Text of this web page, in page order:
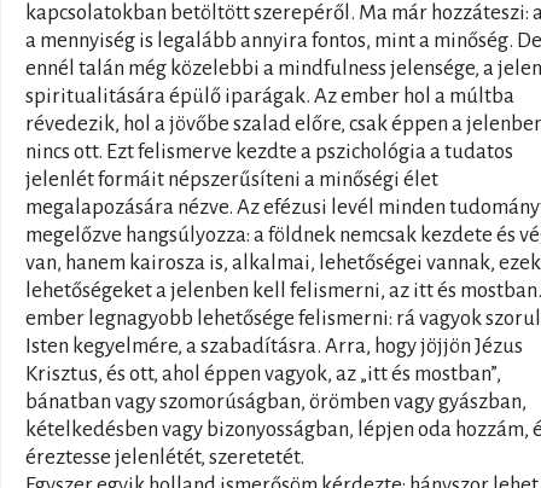
kapcsolatokban betöltött szerepéről. Ma már hozzáteszi:
a mennyiség is legalább annyira fontos, mint a minőség. De
ennél talán még közelebbi a mindfulness jelensége, a
spiritualitására épülő iparágak. Az ember hol a múltba
révedezik, hol a jövőbe szalad előre, csak éppen a
nincs ott. Ezt felismerve kezdte a pszichológia a tudatos
jelenlét formáit népszerűsíteni a minőségi élet
megalapozására nézve. Az efézusi levél minden
megelőzve hangsúlyozza: a földnek nemcsak kezdete és
van, hanem kairosza is, alkalmai, lehetőségei vannak,
lehetőségeket a jelenben kell felismerni, az itt és
ember legnagyobb lehetősége felismerni: rá vagyok
Isten kegyelmére, a szabadításra. Arra, hogy jöjjön Jézus
Krisztus, és ott, ahol éppen vagyok, az „itt és mostban”,
bánatban vagy szomorúságban, örömben vagy gyászban,
kételkedésben vagy bizonyosságban, lépjen oda hozzám,
éreztesse jelenlétét, szeretetét.